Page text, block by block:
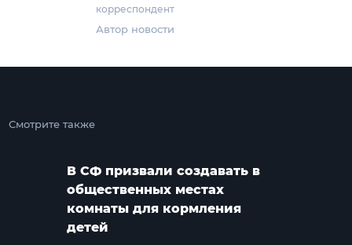
корреспондент
Автор новости
Смотрите также
В СФ призвали создавать в
общественных местах
комнаты для кормления
детей